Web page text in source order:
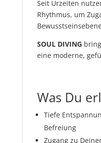
Seit Urzeiten
Rhythmus, um
SOUL DIVING
eine moderne,
Was Du
Tiefe
Befreiung
Zugang zu